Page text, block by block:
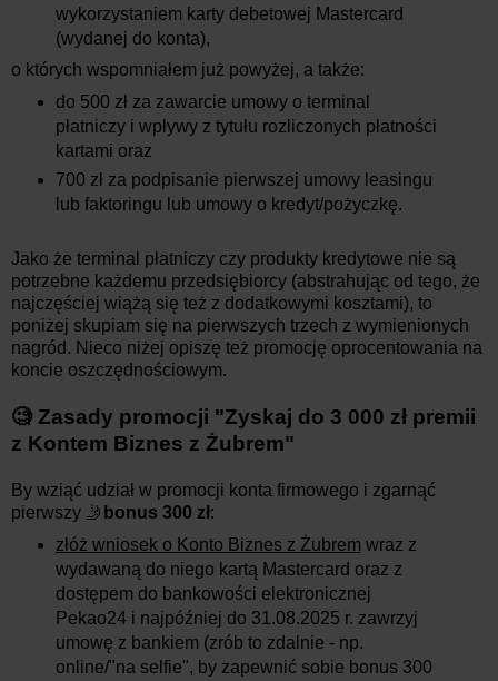
wykorzystaniem karty debetowej Mastercard
(wydanej do konta),
o których wspomniałem już powyżej, a także:
do 500 zł za zawarcie umowy o terminal
płatniczy i wpływy z tytułu rozliczonych płatności
kartami oraz
700 zł za podpisanie pierwszej umowy leasingu
lub faktoringu lub umowy o kredyt/pożyczkę.
Jako że terminal płatniczy czy produkty kredytowe nie są
potrzebne każdemu przedsiębiorcy (abstrahując od tego, że
najczęściej wiążą się też z dodatkowymi kosztami), to
poniżej skupiam się na pierwszych trzech z wymienionych
nagród. Nieco niżej opiszę też promocję oprocentowania na
koncie oszczędnościowym.
🧐 Zasady promocji "Zyskaj do 3 000 zł premii
z Kontem Biznes z Żubrem"
By wziąć udział w promocji konta firmowego i zgarnąć
pierwszy 🤳 bonus 300 zł:
złóż wniosek o Konto Biznes z Żubrem wraz z
wydawaną do niego kartą Mastercard oraz z
dostępem do bankowości elektronicznej
Pekao24 i najpóźniej do 31.08.2025 r. zawrzyj
umowę z bankiem (zrób to zdalnie - np.
online/"na selfie", by zapewnić sobie bonus 300